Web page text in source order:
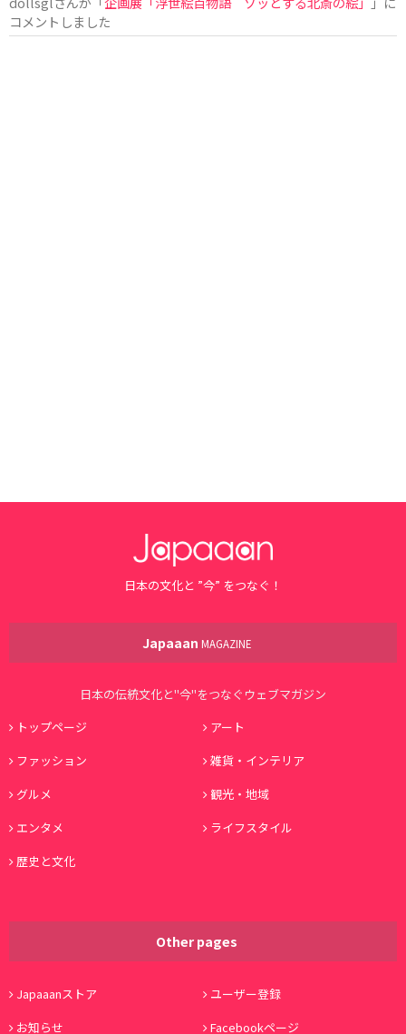
コメントしました
日本の文化と ”今” をつなぐ！
Japaaan MAGAZINE
日本の伝統文化と"今"をつなぐウェブマガジン
トップページ
アート
ファッション
雑貨・インテリア
グルメ
観光・地域
エンタメ
ライフスタイル
歴史と文化
Other pages
Japaaanストア
ユーザー登録
お知らせ
Facebookページ